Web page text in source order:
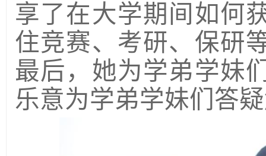
享了在大学期间如何
住竞赛、考研、保研
最后，她为学弟学妹
乐意为学弟学妹们答